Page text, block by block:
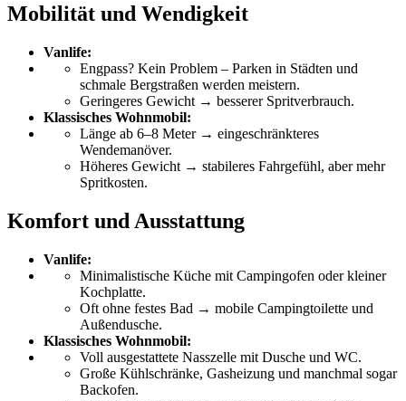
Mobilität und Wendigkeit
Vanlife:
Engpass? Kein Problem – Parken in Städten und
schmale Bergstraßen werden meistern.
Geringeres Gewicht → besserer Sprit­verbrauch.
Klassisches Wohnmobil:
Länge ab 6–8 Meter → eingeschränkteres
Wendemanöver.
Höheres Gewicht → stabileres Fahrgefühl, aber mehr
Sprit­kosten.
Komfort und Ausstattung
Vanlife:
Minimalistische Küche mit Camping­ofen oder kleiner
Kochplatte.
Oft ohne festes Bad → mobile Camping­toilette und
Außendusche.
Klassisches Wohnmobil:
Voll ausgestattete Nasszelle mit Dusche und WC.
Große Kühlschränke, Gas­heizung und manchmal sogar
Backofen.